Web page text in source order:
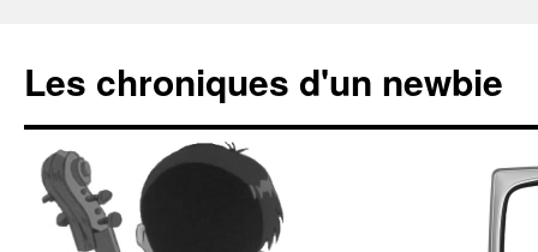
Les chroniques d'un newbie